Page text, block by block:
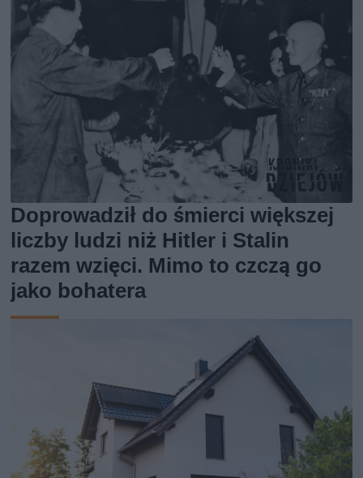
Doprowadził do śmierci większej
liczby ludzi niż Hitler i Stalin
razem wzięci. Mimo to czczą go
jako bohatera